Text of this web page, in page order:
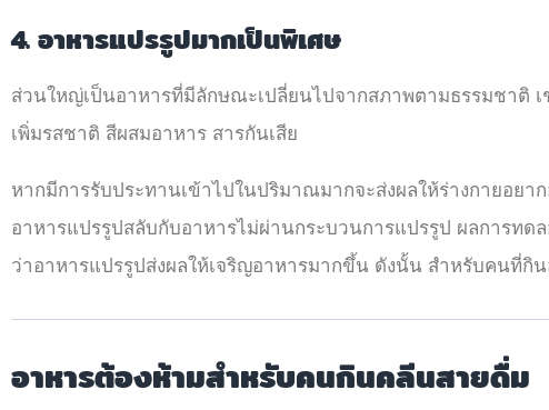
4. อาหารแปรรูปมากเป็นพิเศษ
ส่วนใหญ่เป็นอาหารที่มีลักษณะเปลี่ยนไปจากสภาพตามธรรมชาติ
เพิ่มรสชาติ สีผสมอาหาร สารกันเสีย
หากมีการรับประทานเข้าไปในปริมาณมากจะส่งผลให้ร่างกายอย
อาหารแปรรูปสลับกับอาหารไม่ผ่านกระบวนการแปรรูป ผลการทดล
ว่าอาหารแปรรูปส่งผลให้เจริญอาหารมากขึ้น ดังนั้น สำหรับคนที่กิ
อาหารต้องห้ามสำหรับคนกินคลีนสายดื่ม